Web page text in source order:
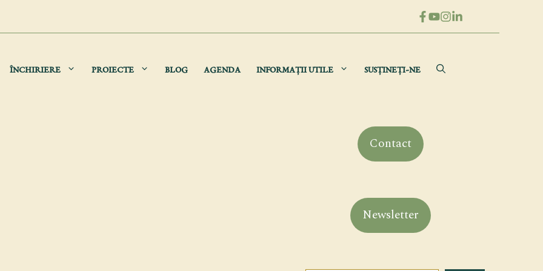
ÎNCHIRIERE PROIECTE BLOG AGENDA INFORMAȚII UTILE SUSȚINEȚI-NE
Contact
Newsletter